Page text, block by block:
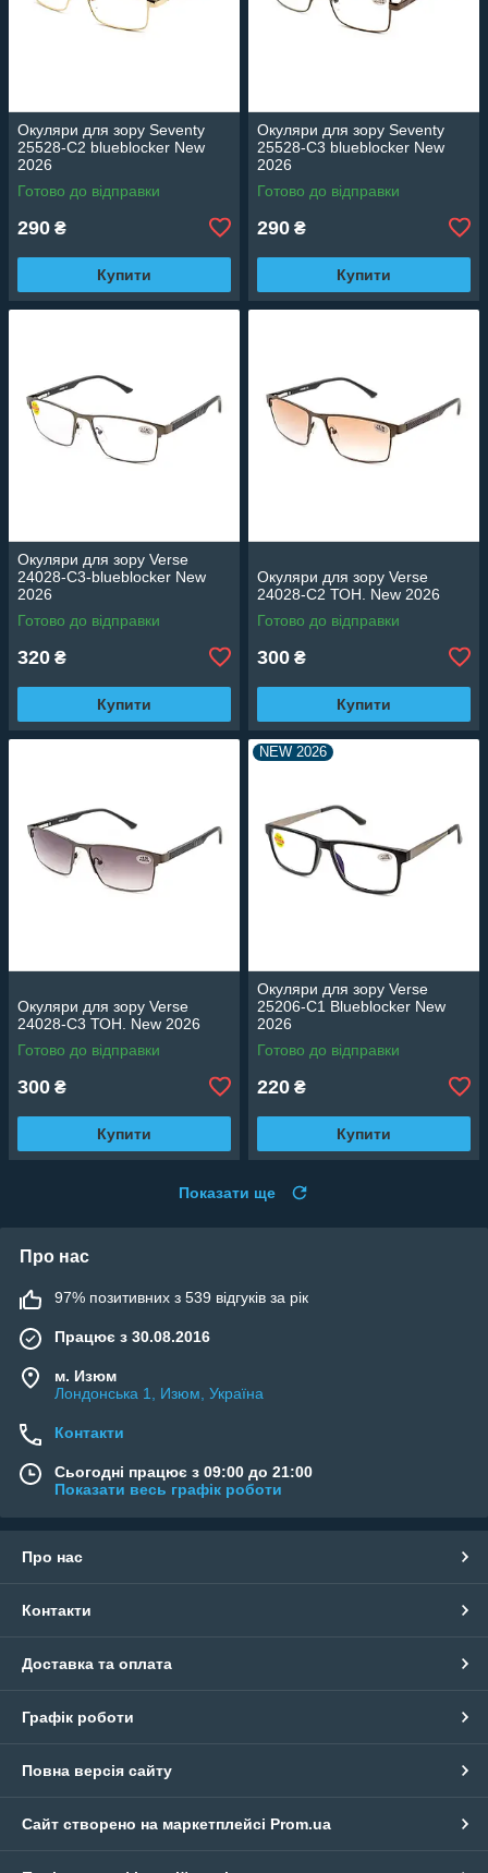
Окуляри для зору Seventy
25528-C2 blueblocker New
2026
Готово до відправки
290 ₴
Купити
Окуляри для зору Seventy
25528-C3 blueblocker New
2026
Готово до відправки
290 ₴
Купити
Окуляри для зору Verse
24028-C3-blueblocker New
2026
Готово до відправки
320 ₴
Купити
Окуляри для зору Verse
24028-C2 ТОН. New 2026
Готово до відправки
300 ₴
Купити
Окуляри для зору Verse
24028-C3 ТОН. New 2026
Готово до відправки
300 ₴
Купити
NEW 2026
Окуляри для зору Verse
25206-C1 Blueblocker New
2026
Готово до відправки
220 ₴
Купити
Показати ще
Про нас
97% позитивних з 539 відгуків за рік
Працює з 30.08.2016
м. Изюм
Лондонська 1, Изюм, Україна
Контакти
Сьогодні працює з 09:00 до 21:00
Показати весь графік роботи
Про нас
Контакти
Доставка та оплата
Графік роботи
Повна версія сайту
Сайт створено на маркетплейсі Prom.ua